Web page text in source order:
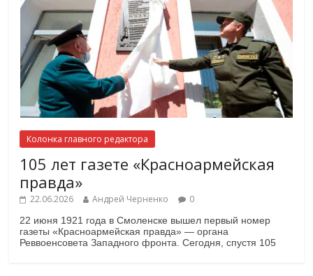
Колонка главного редактора
105 лет газете «Красноармейская
правда»
22.06.2026 Андрей Черненко 0
22 июня 1921 года в Смоленске вышел первый номер
газеты «Красноармейская правда» — органа
Реввоенсовета Западного фронта. Сегодня, спустя 105